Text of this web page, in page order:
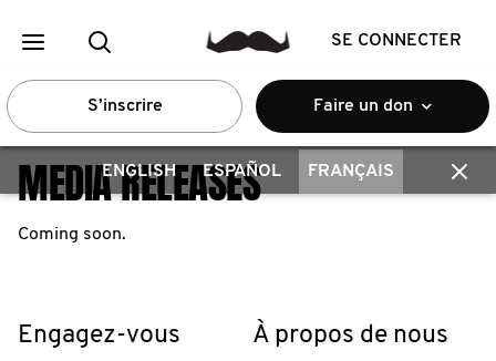
SE CONNECTER
S’inscrire Faire un don
ENGLISH ESPAÑOL FRANÇAIS
MEDIA RELEASES
Coming soon.
Engagez-vous À propos de nous